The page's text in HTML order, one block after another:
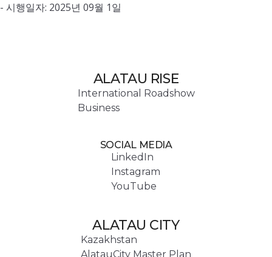
- 시행일자: 2025년 09월 1일
ALATAU RISE
International Roadshow
Business
SOCIAL MEDIA
LinkedIn
Instagram
YouTube
ALATAU CITY
Kazakhstan
AlatauCity Master Plan